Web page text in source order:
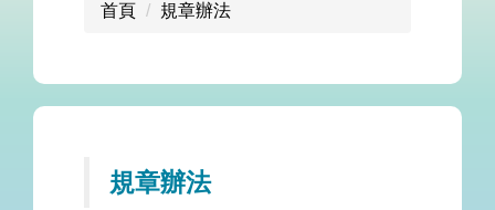
首頁 規章辦法
規章辦法